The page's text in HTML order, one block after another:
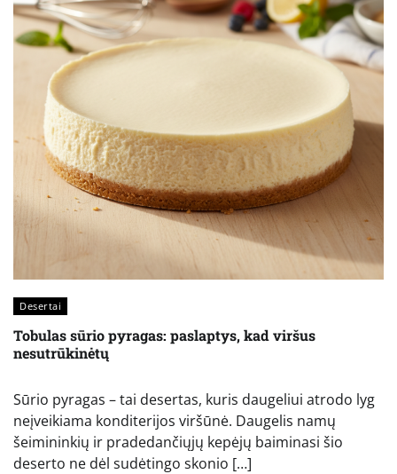
Desertai
Tobulas sūrio pyragas: paslaptys, kad viršus
nesutrūkinėtų
Sūrio pyragas – tai desertas, kuris daugeliui atrodo lyg
neįveikiama konditerijos viršūnė. Daugelis namų
šeimininkių ir pradedančiųjų kepėjų baiminasi šio
deserto ne dėl sudėtingo skonio […]